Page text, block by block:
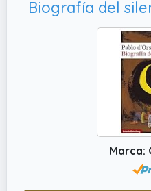
Marca: